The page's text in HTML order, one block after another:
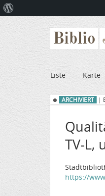
Biblio
Liste Karte
ARCHIVIERT |
TV-L,
https://
WordPress